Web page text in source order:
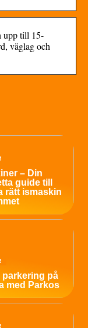
upp till 15-
väglag och
– Din
guide till
rätt ismaskin
parkering på
med Parkos